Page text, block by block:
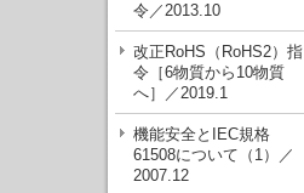
令／2013.10
改正RoHS（RoHS2）指
令［6物質から10物質
へ］／2019.1
機能安全とIEC規格
61508について（1）／
2007.12